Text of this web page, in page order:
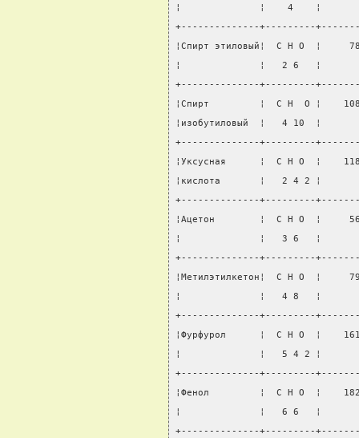
¦              ¦    4    ¦
+--------------+---------
¦Спирт этиловый¦  С Н О  ¦
¦              ¦   2 6   ¦
+--------------+---------
¦Спирт         ¦  С Н  О ¦
¦изобутиловый  ¦   4 10
+--------------+---------
¦Уксусная      ¦  С Н О  ¦
¦кислота       ¦   2 4 2
+--------------+---------
¦Ацетон        ¦  С Н О  ¦
¦              ¦   3 6   ¦
+--------------+---------
¦Метилэтилкетон¦  С Н О  ¦
¦              ¦   4 8   ¦
+--------------+---------
¦Фурфурол      ¦  С Н О  ¦
¦              ¦   5 4 2 ¦
+--------------+---------
¦Фенол         ¦  С Н О  ¦
¦              ¦   6 6   ¦
+--------------+---------